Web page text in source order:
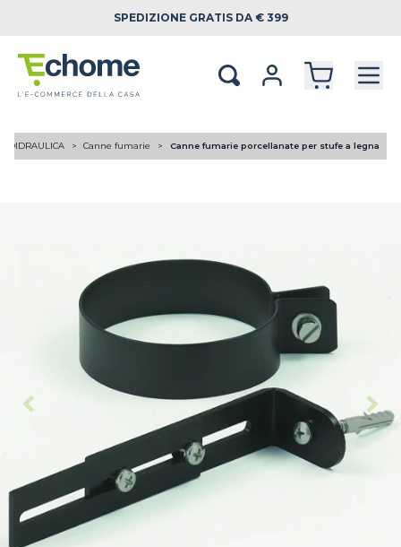
SPEDIZIONE GRATIS DA € 399
Canne fumarie Canne fumarie porcellanate per stufe a legna